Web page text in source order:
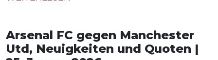
Arsenal FC gegen Manchester
Utd, Neuigkeiten und Quoten |